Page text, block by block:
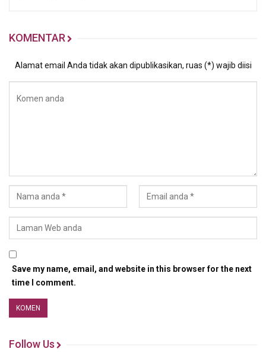
KOMENTAR
Alamat email Anda tidak akan dipublikasikan, ruas (*) wajib diisi
Save my name, email, and website in this browser for the next
time I comment.
Follow Us